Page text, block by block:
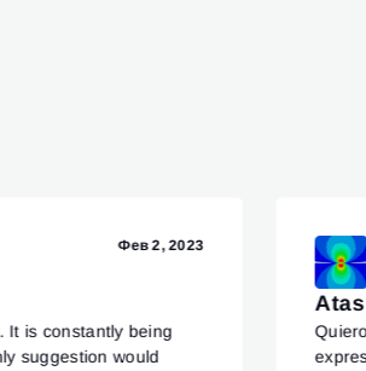
Фев 2, 2023
It is constantly being
suggestion would